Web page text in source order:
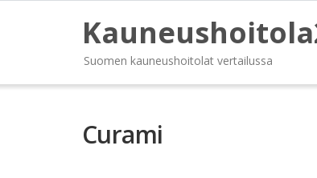
Suomen kauneushoitolat vertailussa
Curami